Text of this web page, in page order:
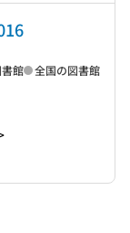
館 全国の図書館